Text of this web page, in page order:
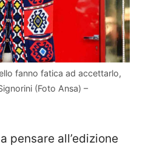
fanno fatica ad accettarlo,
(Foto Ansa) –
pensare all’edizione